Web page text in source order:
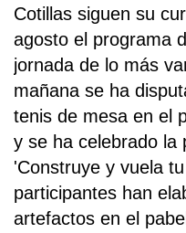
Cotillas siguen su
agosto el programa
jornada de lo más
mañana se ha
tenis de mesa en el
y se ha celebrado la
'Construye y vuela
participantes han
artefactos en el